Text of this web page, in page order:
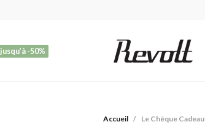
jusqu’à -50%
Accueil / Le Chèque Cadeau